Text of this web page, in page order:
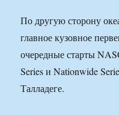
По другую сторону
главное кузовное
очередные старты
Series и Nationwide
Талладеге.